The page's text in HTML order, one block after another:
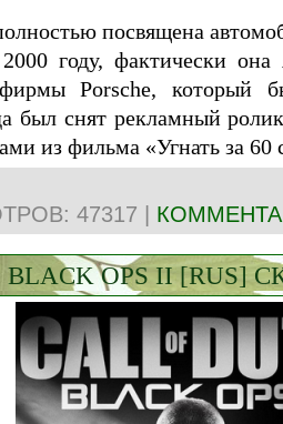
посвящена
году, фактически она
Porsche, который
был снят рекламный
из фильма «Угнать за 60
47317 |
BLACK OPS II [RUS]